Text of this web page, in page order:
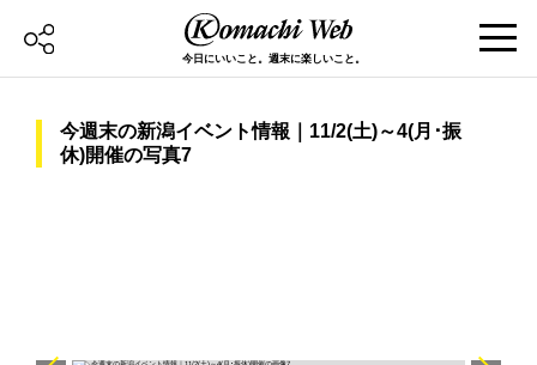
今日にいいこと。週末に楽しいこと。
今週末の新潟イベント情報｜11/2(土)～4(月･振
休)開催の写真7